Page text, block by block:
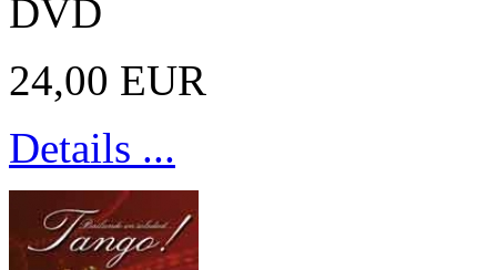
DVD
24,00 EUR
Details ...